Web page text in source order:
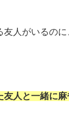
人がいるの
友人と一緒に